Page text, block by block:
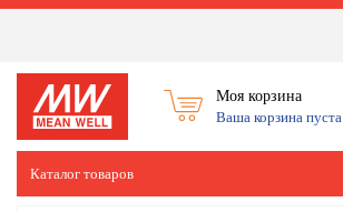
Моя корзина
Ваша корзина пуста
Каталог товаров